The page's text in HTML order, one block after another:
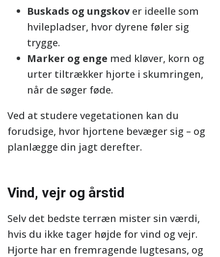
Buskads og ungskover ideelle som
hvilepladser, hvor dyrene føler sig
trygge.
Marker og enge med kløver, korn og
urter tiltrækker hjorte i skumringen,
når de søger føde.
Ved at studere vegetationen kan du
forudsige, hvor hjortene bevæger sig – og
planlægge din jagt derefter.
Vind, vejr og årstid
Selv det bedste terræn mister sin værdi,
hvis du ikke tager højde for vind og vejr.
Hjorte har en fremragende lugtesans, og